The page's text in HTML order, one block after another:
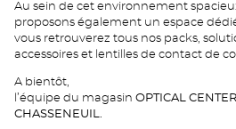
Au sein de cet environnement
proposons également un espace
vous retrouverez tous nos packs,
accessoires et lentilles de contact de
A bientôt,
l’équipe du magasin OPTICAL
CHASSENEUIL.